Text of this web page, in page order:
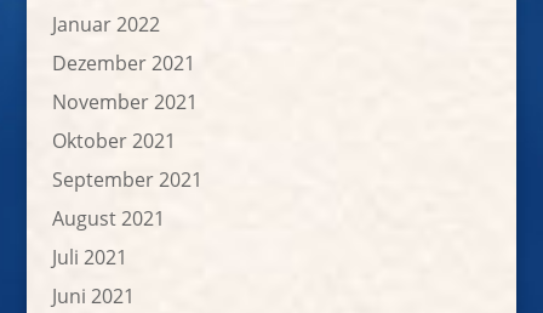
Januar 2022
Dezember 2021
November 2021
Oktober 2021
September 2021
August 2021
Juli 2021
Juni 2021